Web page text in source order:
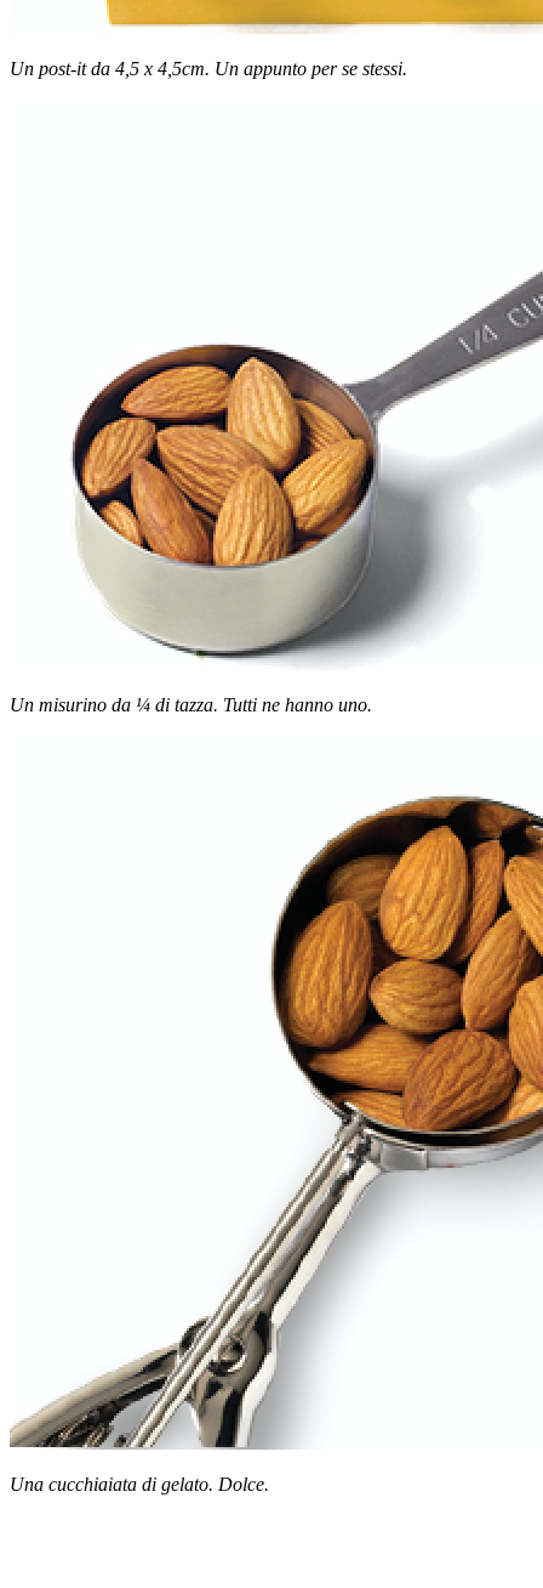
Un post-it da 4,5 x 4,5cm. Un appunto per se stessi.
Un misurino da ¼ di tazza. Tutti ne hanno uno.
Una cucchiaiata di gelato. Dolce.